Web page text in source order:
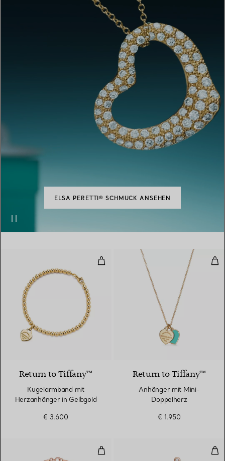
ELSA PERETTI® SCHMUCK ANSEHEN
Kugelarmband mit
2 Materialien
Return to Tiffany™
Kugelarmband mit
Herzanhänger in Gelbgold
€ 3.600
Return to Tiffany™
Anhänger mit Mini-
Doppelherz
€ 1.950
Diamonds by the Yard® Open